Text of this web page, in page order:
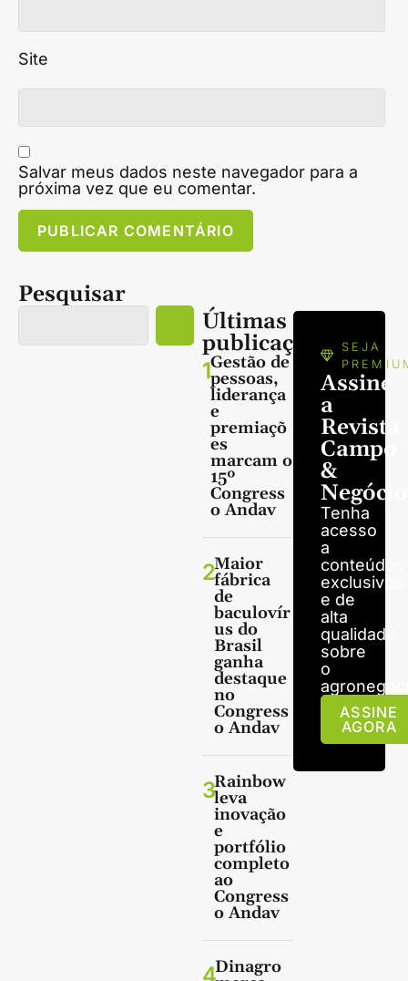
Site
Salvar meus dados neste navegador para a
próxima vez que eu comentar.
Pesquisar
Últimas
publicações
1Gestão de
pessoas,
liderança
e
premiaçõ
es
marcam o
15º
Congress
o Andav
2Maior
fábrica
de
baculovír
us do
Brasil
ganha
destaque
no
Congress
o Andav
3Rainbow
leva
inovação
e
portfólio
completo
ao
Congress
o Andav
4Dinagro
SEJA
Assine
a
Revista
Campo
&
Tenha
acesso
a
conteúdos
exclusivos
e de
alta
qualidade
sobre
o
ASSINE
AGORA